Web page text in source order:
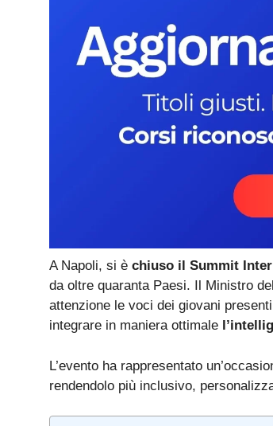
A Napoli, si è chiuso il Summit
da oltre quaranta Paesi. Il Ministro
attenzione le voci dei giovani
integrare in maniera ottimale
L’evento ha rappresentato
rendendolo più inclusivo,